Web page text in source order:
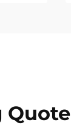
Quote